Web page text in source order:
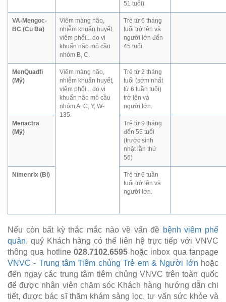
51 tuổi).
VA-Mengoc-
BC (Cu Ba)
Viêm màng não,
nhiễm khuẩn huyết,
viêm phổi... do vi
khuẩn não mô cầu
nhóm B, C.
Trẻ từ 6 tháng
tuổi trở lên và
người lớn đến
45 tuổi.
MenQuadfi
(Mỹ)
Viêm màng não,
nhiễm khuẩn huyết,
viêm phổi... do vi
khuẩn não mô cầu
nhóm A, C, Y, W-
135.
Trẻ từ 2 tháng
tuổi (sớm nhất
từ 6 tuần tuổi)
trở lên và
người lớn.
Menactra
(Mỹ)
Trẻ từ 9 tháng
đến 55 tuổi
(trước sinh
nhật lần thứ
56)
Nimenrix (Bỉ)
Trẻ từ 6 tuần
tuổi trở lên và
người lớn.
Nếu còn bất kỳ thắc mắc nào về vấn đề bệnh viêm phế
quản, quý Khách hàng có thể liên hệ trực tiếp với VNVC
thông qua hotline 028.7102.6595hoặc inbox qua fanpage
VNVC - Trung tâm Tiêm chủng Trẻ em & Người lớn hoặc
đến ngay các trung tâm tiêm chủng VNVC trên toàn quốc
để được nhân viên chăm sóc Khách hàng hướng dẫn chi
tiết, được bác sĩ thăm khám sàng lọc, tư vấn sức khỏe và